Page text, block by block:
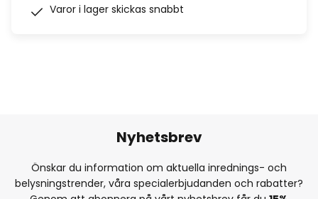
Varor i lager skickas snabbt
Nyhetsbrev
Önskar du information om aktuella inrednings- och
belysningstrender, våra specialerbjudanden och rabatter?